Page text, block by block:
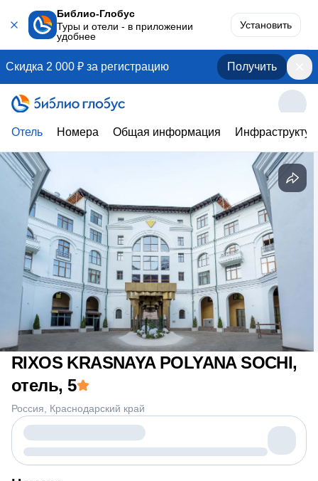
Библио-Глобус
Туры и отели - в приложении
удобнее
Установить
Скидка 2 000 ₽ за регистрацию Получить
Отель Номера Общая информация
RIXOS KRASNAYA POLYANA SOCHI,
отель, 5
Россия Краснодарский край